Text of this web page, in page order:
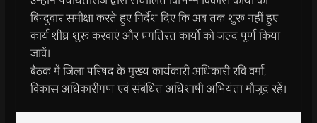
बिन्‍दुवार समीक्षा करते हुए निर्देश दिए कि अब तक शुरू नहीं हुए
कार्य शीघ्र शुरू करवाएं और प्रगतिरत कार्यो को जल्‍द पूर्ण किया
जावें।
बैठक में जिला परिषद के मुख्‍य कार्यकारी अधिकारी रवि वर्मा,
विकास अधिकारीगण एवं संबंधित अधिशाषी अभियंता मौजूद रहें।